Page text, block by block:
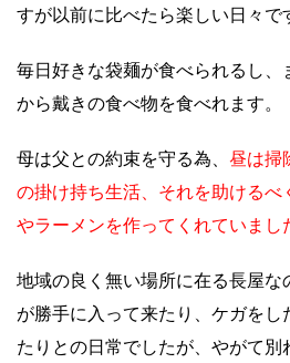
すが以前に比べたら楽しい日々で
毎日好きな袋麺が食べられるし、
から戴きの食べ物を食べれます。
母は父との約束を守る為、 昼は掃
の掛け持ち生活、それを助けるべ
やラーメンを作ってくれていまし
地域の良く無い場所に在る長屋な
が勝手に入って来たり、ケガを
たりとの日常でしたが、やがて別